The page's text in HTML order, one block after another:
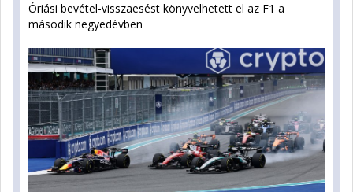
Óriási bevétel-visszaesést könyvelhetett el az F1 a
második negyedévben